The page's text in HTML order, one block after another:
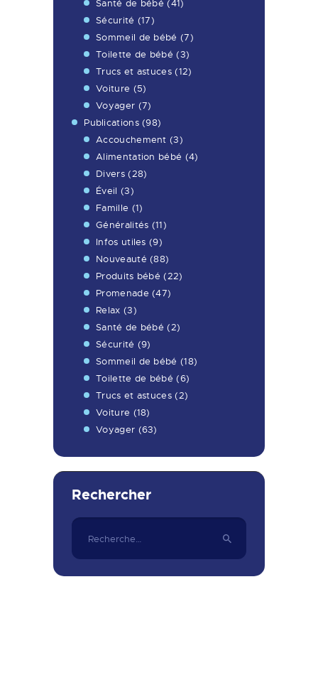
Santé de bébé (41)
Sécurité (17)
Sommeil de bébé (7)
Toilette de bébé (3)
Trucs et astuces(12)
Voiture (5)
Voyager (7)
Publications(98)
Accouchement (3)
Alimentation bébé (4)
Divers(28)
Éveil (3)
Famille (1)
Généralités (11)
Infos utiles (9)
Nouveauté (88)
Produits bébé (22)
Promenade (47)
Relax (3)
Santé de bébé (2)
Sécurité (9)
Sommeil de bébé (18)
Toilette de bébé (6)
Trucs et astuces(2)
Voiture (18)
Voyager (63)
Rechercher
Rechercher :